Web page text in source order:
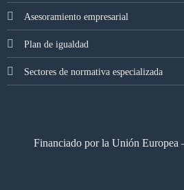
Asesoramiento empresarial
Plan de igualdad
Sectores de normativa especializada
Financiado por la Unión Europea